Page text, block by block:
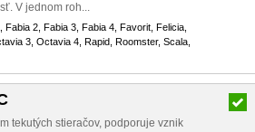
V jednom roh...
2, Fabia 3, Fabia 4, Favorit, Felicia,
3, Octavia 4, Rapid, Roomster, Scala,
tekutých stieračov, podporuje vznik